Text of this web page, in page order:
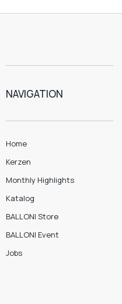
NAVIGATION
Home
Kerzen
Monthly Highlights
Katalog
BALLONI Store
BALLONI Event
Jobs